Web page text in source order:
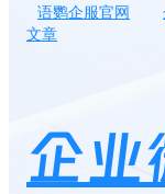
语鹦企服官网
文章
企业